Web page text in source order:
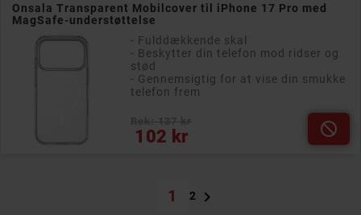
Onsala Transparent Mobilcover til iPhone 17 Pro med
MagSafe-understøttelse
- Fulddækkende skal
- Beskytter din telefon mod ridser og
stød
- Gennemsigtig for at vise din smukke
telefon frem
102 kr
Pris 
1 2 